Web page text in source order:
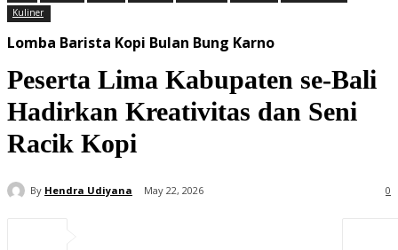
Kuliner
Lomba Barista Kopi Bulan Bung Karno
Peserta Lima Kabupaten se-Bali
Hadirkan Kreativitas dan Seni
Racik Kopi
By Hendra Udiyana May 22, 2026 0